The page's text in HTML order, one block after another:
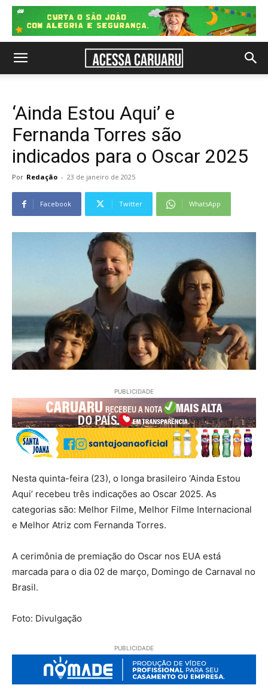
‘Ainda Estou Aqui’ e
Fernanda Torres são
indicados para o Oscar 2025
Por Redação - 23 de janeiro de 2025
Facebook Twitter WhatsApp
PUBLICIDADE
Nesta quinta-feira (23), o longa brasileiro ‘Ainda Estou
Aqui’ recebeu três indicações ao Oscar 2025. As
categorias são: Melhor Filme, Melhor Filme Internacional
e Melhor Atriz com Fernanda Torres.
A cerimônia de premiação do Oscar nos EUA está
marcada para o dia 02 de março, Domingo de Carnaval no
Brasil.
Foto: Divulgação
PUBLICIDADE